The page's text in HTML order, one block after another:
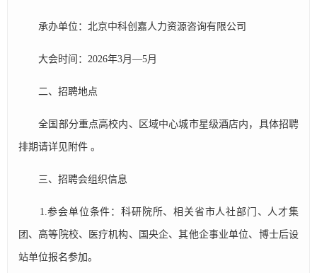
承办单位：北京中科创嘉人力资源咨询有限公司
大会时间：2026年3月—5月
二、招聘地点
全国部分重点高校内、区域中心城市星级酒店内，具体招聘
排期请详见附件 。
三、招聘会组织信息
1.参会单位条件：科研院所、相关省市人社部门、人才集
团、高等院校、医疗机构、国央企、其他企事业单位、博士后设
站单位报名参加。